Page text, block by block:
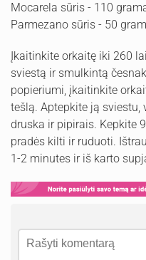
Mocarela sūris - 110
Parmezano sūris - 50
Įkaitinkite orkaitę iki 260
sviestą ir smulkintą
popieriumi, įkaitinkite
tešlą. Aptepkite ją
druska ir pipirais. Kepkite
pradės kilti ir ruduoti.
1-2 minutes ir iš karto